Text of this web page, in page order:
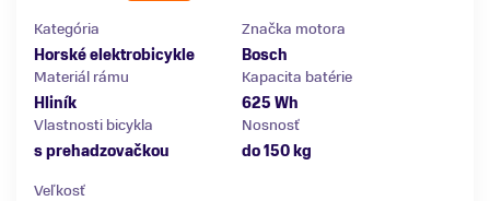
Kategória
Horské elektrobicykle
Značka motora
Bosch
Materiál rámu
Hliník
Kapacita batérie
625 Wh
Vlastnosti bicykla
s prehadzovačkou
Nosnosť
do 150 kg
Veľkosť